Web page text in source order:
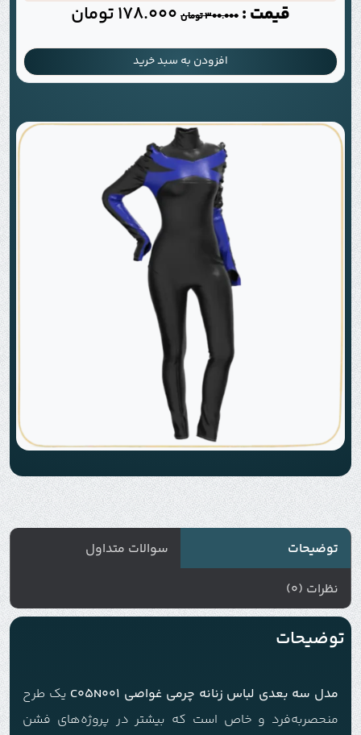
قیمت : 300.000تومان 178.000تومان
افزودن به سبد خرید
توضیحات
سوالات متداول
نظرات (0)
توضیحات
مدل سه بعدی لباس زنانه چرمی غواصی C05N001
یک طرح
منحصربه‌فرد و خاص است که بیشتر در پروژه‌های فشن